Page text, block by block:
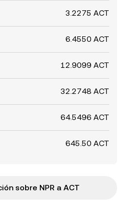
3.2275 ACT
6.4550 ACT
12.9099 ACT
32.2748 ACT
64.5496 ACT
645.50 ACT
sobre NPR a ACT